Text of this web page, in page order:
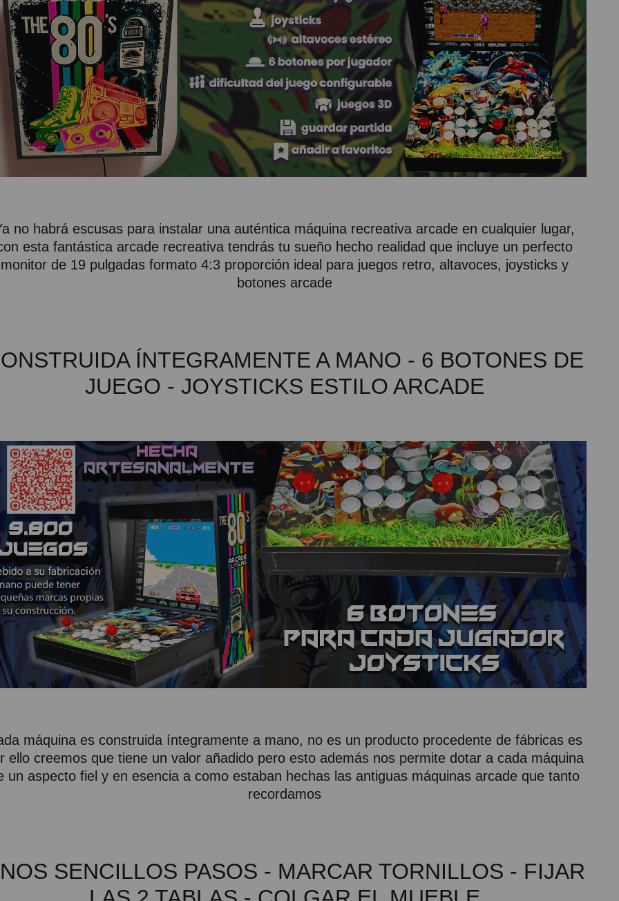
no habrá escusas para instalar una auténtica máquina recreativa arcade en cualquier lugar,
esta fantástica arcade recreativa tendrás tu sueño hecho realidad que incluye un perfecto
monitor de 19 pulgadas formato 4:3 proporción ideal para juegos retro, altavoces, joysticks y
botones arcade
ÍNTEGRAMENTE A MANO - 6 BOTONES DE
JUEGO - JOYSTICKS ESTILO ARCADE
máquina es construida íntegramente a mano, no es un producto procedente de fábricas es
ello creemos que tiene un valor añadido pero esto además nos permite dotar a cada máquina
un aspecto fiel y en esencia a como estaban hechas las antiguas máquinas arcade que tanto
recordamos
SENCILLOS PASOS - MARCAR TORNILLOS - FIJAR